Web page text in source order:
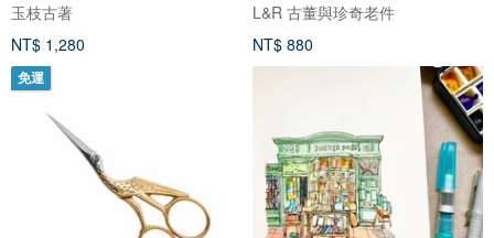
玉枝古著
NT$ 1,280
L&R 古董與珍奇老件
NT$ 880
免運